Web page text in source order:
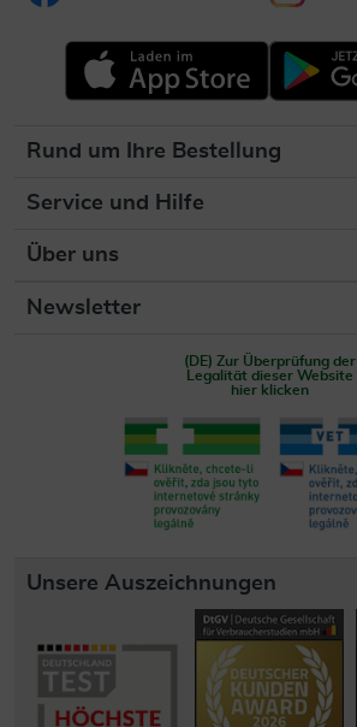
Rund um Ihre Bestellung
Service und Hilfe
Über uns
Newsletter
(DE) Zur Überprüfung der
Legalität dieser Website
hier klicken
Unsere Auszeichnungen